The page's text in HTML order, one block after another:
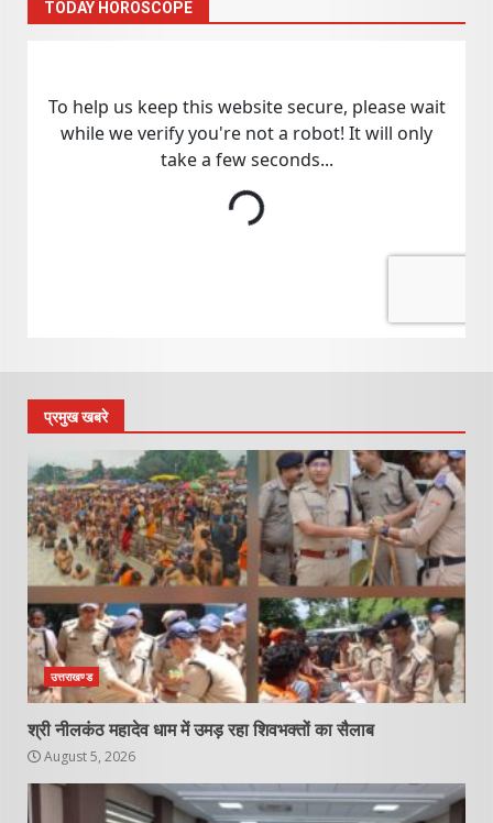
TODAY HOROSCOPE
प्रमुख खबरे
उत्तराखण्ड
श्री नीलकंठ महादेव धाम में उमड़ रहा शिवभक्तों का सैलाब
August 5, 2026